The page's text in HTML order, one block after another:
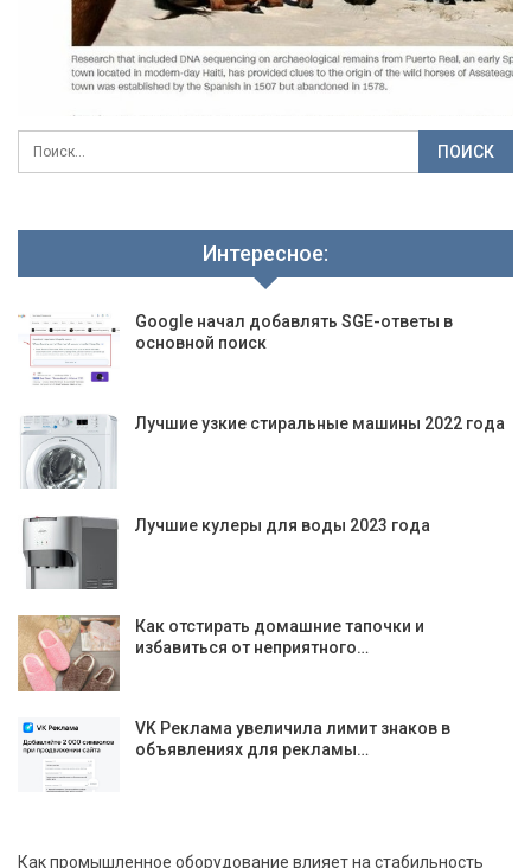
Интересное:
Google начал добавлять SGE-ответы в
основной поиск
Лучшие узкие стиральные машины 2022 года
Лучшие кулеры для воды 2023 года
Как отстирать домашние тапочки и
избавиться от неприятного…
VK Реклама увеличила лимит знаков в
объявлениях для рекламы…
Как промышленное оборудование влияет на стабильность